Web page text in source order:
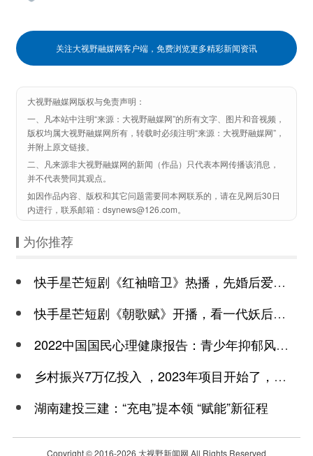
关注大视野融媒网客户端，免费浏览更多精彩新闻资讯
大视野融媒网版权与免责声明：
一、凡本站中注明“来源：大视野融媒网”的所有文字、图片和音视频，
版权均属大视野融媒网所有，转载时必须注明“来源：大视野融媒网”，
并附上原文链接。
二、凡来源非大视野融媒网的新闻（作品）只代表本网传播该消息，
并不代表赞同其观点。
如因作品内容、版权和其它问题需要同本网联系的，请在见网后30日
内进行，联系邮箱：dsynews@126.com。
为你推荐
快手星芒短剧《红袖暗卫》热播，先婚后爱诠释别样浪漫
快手星芒短剧《朝歌赋》开播，看一代妖后与心机皇上极限拉扯
2022中国国民心理健康报告：青少年抑郁风险高于成年
乡村振兴7万亿投入 ，2023年项目开始了，总有一个适合你
湖南建投三建：“充电”提本领 “赋能”新征程
Copyright © 2016-2026 大视野新闻网 All Rights Reserved